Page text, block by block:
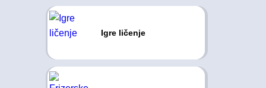
Igre ličenje